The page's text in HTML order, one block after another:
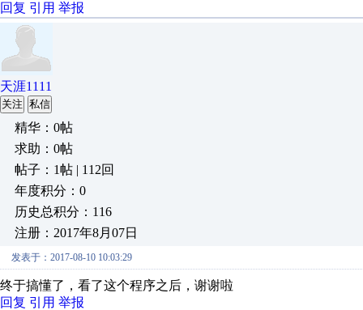
回复 引用 举报
天涯1111
关注 私信
精华：0帖
求助：0帖
帖子：1帖 | 112回
年度积分：0
历史总积分：116
注册：2017年8月07日
发表于：2017-08-10 10:03:29
终于搞懂了，看了这个程序之后，谢谢啦
回复 引用 举报